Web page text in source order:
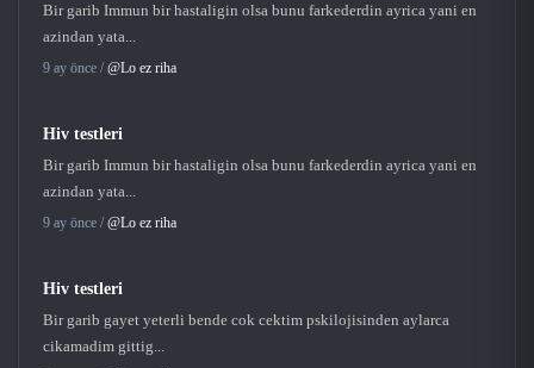
Bir garib Immun bir hastaligin olsa bunu farkederdin ayrica yani en
azindan yata...
9 ay önce / @Lo ez riha
Hiv testleri
Bir garib Immun bir hastaligin olsa bunu farkederdin ayrica yani en
azindan yata...
9 ay önce / @Lo ez riha
Hiv testleri
Bir garib gayet yeterli bende cok cektim pskilojisinden aylarca
cikamadim gittig...